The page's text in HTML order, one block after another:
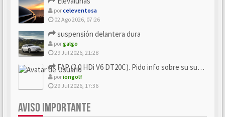
porceleventosa
02 Ago 2026, 07:26
suspensión delantera dura
porgalgo
29 Jul 2026, 21:28
FAP (3.0 HDi V6 DT20C). Pido info sobre su sustitución
poriongolf
29 Jul 2026, 17:36
AVISO IMPORTANTE